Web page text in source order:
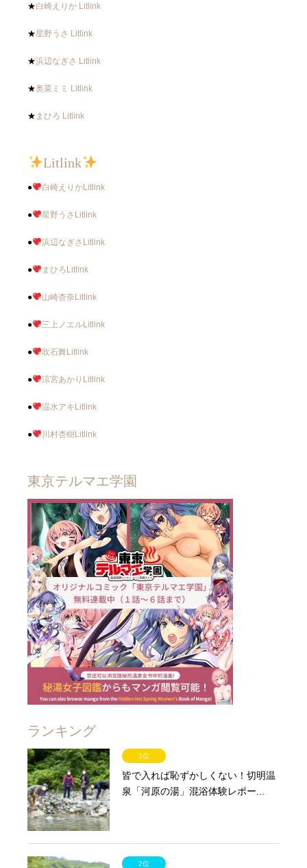
★白崎えりか Litlink
★星野うさ Litlink
★浜辺なぎさ Litlink
★奥菜ミミ Litlink
★ まひろ Litlink
Litlink
● 白崎えりかLitlink
● 星野うさLitlink
● 浜辺なぎさLitlink
● まひろLitlink
● 山崎杏奈Litlink
● 三上ノエルLitlink
● 吹石舞Litlink
● 涼宮あかりLitlink
● 温水アキLitlink
● 川村杏樹Litlink
東京テルマエ学園
ランキング
1位
皆で入れば恥ずかしくない！切明温
泉「河原の湯」混浴体験レポー...
2位